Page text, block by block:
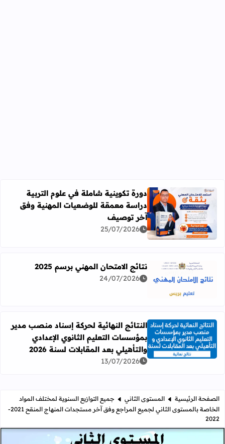
اقرأ المزيد عن دورة تكوينية شاملة في علوم التربية
دورة تكوينية شاملة في علوم التربية
دراسة معمقة للوضعيات المهنية وفق
آخر توصيف
25/07/2026
اقرأ المزيد عن نتائج الامتحان المهني برسم 2025
نتائج الامتحان المهني برسم 2025
24/07/2026
اقرأ المزيد عن النتائج النهائية لحركة إسناد منصب مدير
النتائج النهائية لحركة إسناد منصب مدير
بمؤسسات التعليم الثانوي الإعدادي
والتأهيلي بعد المقابلات لسنة 2026
13/07/2026
الصفحة الرئيسية المستوى الثاني
جميع التوازيع السنوية لمختلف المواد
الخاصة بالمستوى الثاني لجميع المراجع وفق آخر مستجدات المنهاج المنقح 2021-
2022